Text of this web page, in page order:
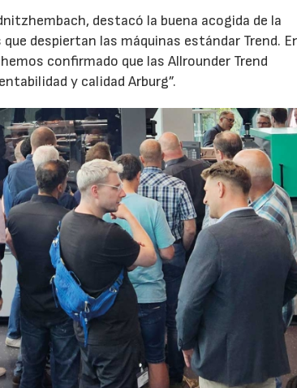
destacó la buena acogida de la
despiertan las máquinas estándar Trend.
confirmado que las Allrounder Trend
y calidad Arburg”.